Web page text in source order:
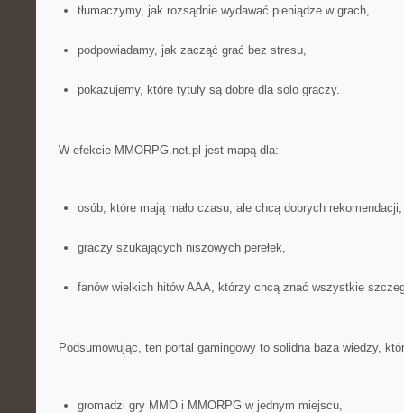
tłumaczymy, jak rozsądnie wydawać pieniądze w grach,
podpowiadamy, jak zacząć grać bez stresu,
pokazujemy, które tytuły są dobre dla solo graczy.
W efekcie MMORPG.net.pl jest mapą dla:
osób, które mają mało czasu, ale chcą dobrych rekomendacji,
graczy szukających niszowych perełek,
fanów wielkich hitów AAA, którzy chcą znać wszystkie
Podsumowując, ten portal gamingowy to solidna baza wiedzy,
gromadzi gry MMO i MMORPG w jednym miejscu,